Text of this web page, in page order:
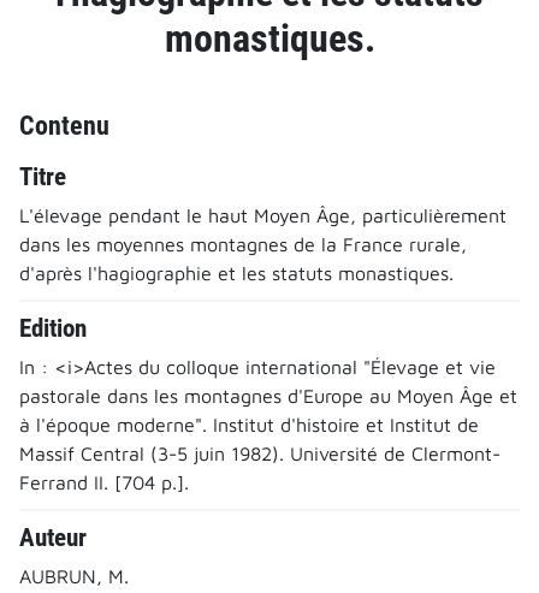
monastiques.
Contenu
Titre
L'élevage pendant le haut Moyen Âge, particulièrement
dans les moyennes montagnes de la France rurale,
d'après l'hagiographie et les statuts monastiques.
Edition
In : <i>Actes du colloque international "Élevage et vie
pastorale dans les montagnes d'Europe au Moyen Âge et
à l'époque moderne". Institut d'histoire et Institut de
Massif Central (3-5 juin 1982). Université de Clermont-
Ferrand II. [704 p.].
Auteur
AUBRUN, M.